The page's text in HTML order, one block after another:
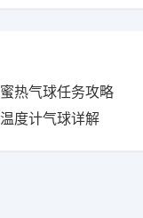
热气球任务攻略
度计气球详解